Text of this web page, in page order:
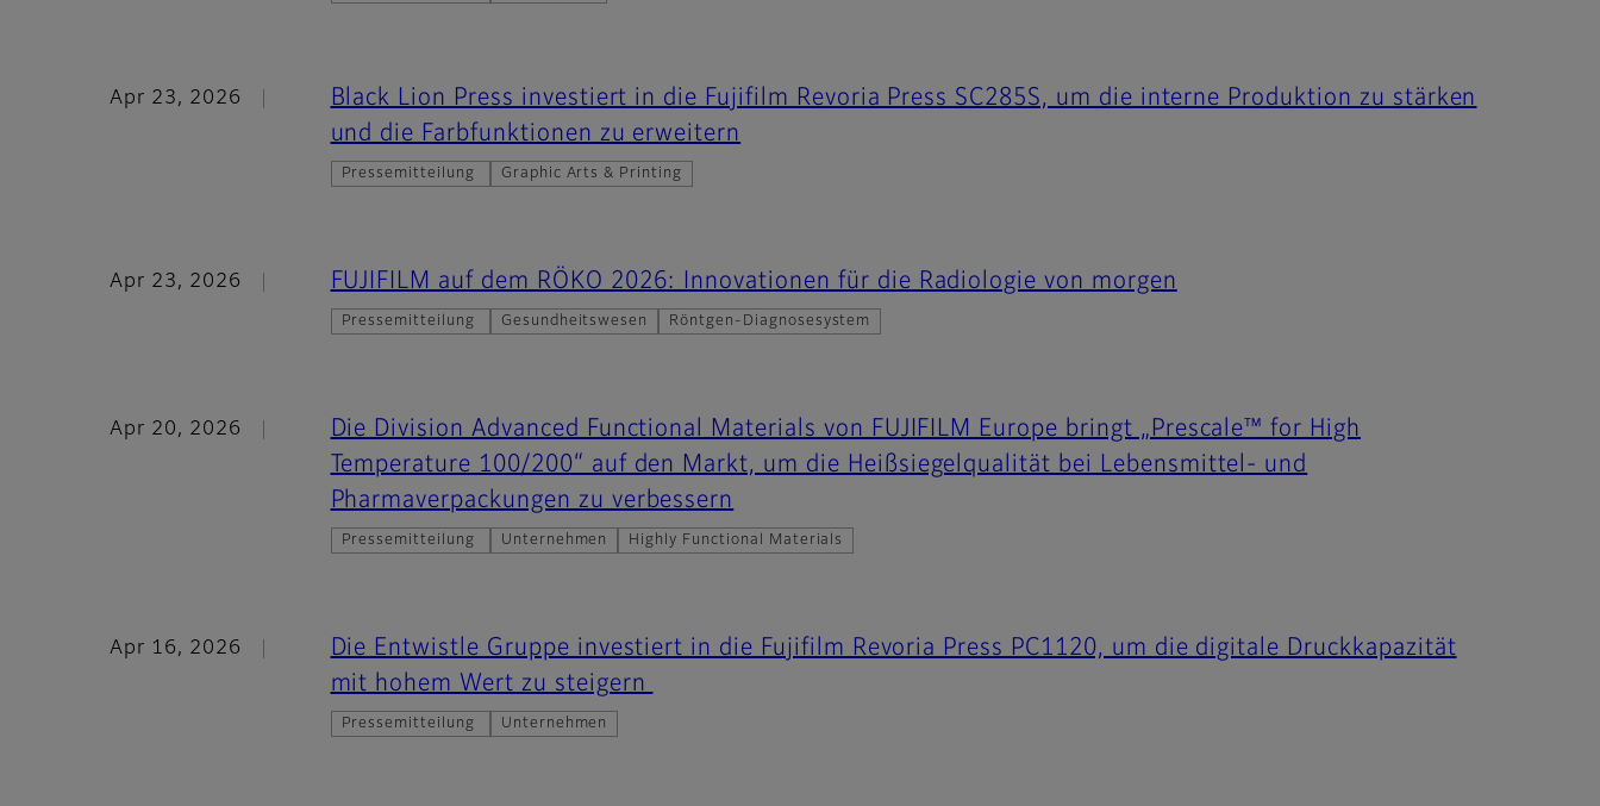
Apr 23, 2026
Black Lion Press investiert in die Fujifilm Revoria Press SC285S, um die interne Produktion zu stärken
und die Farbfunktionen zu erweitern
Pressemitteilung Graphic Arts & Printing
Apr 23, 2026 FUJIFILM auf dem RÖKO 2026: Innovationen für die Radiologie von morgen
Pressemitteilung Gesundheitswesen Röntgen-Diagnosesystem
Apr 20, 2026
Die Division Advanced Functional Materials von FUJIFILM Europe bringt „Prescale™ for High
Temperature 100/200“ auf den Markt, um die Heißsiegelqualität bei Lebensmittel- und
Pharmaverpackungen zu verbessern
Pressemitteilung Unternehmen Highly Functional Materials
Apr 16, 2026
Die Entwistle Gruppe investiert in die Fujifilm Revoria Press PC1120, um die digitale Druckkapazität
mit hohem Wert zu steigern
Pressemitteilung Unternehmen